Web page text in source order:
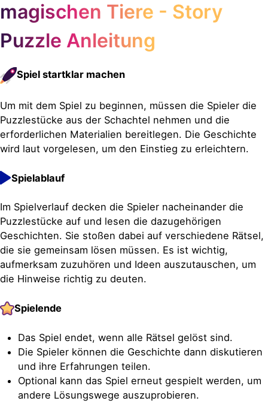
magischen Tiere - Story
Puzzle Anleitung
Spiel startklar machen
Um mit dem Spiel zu beginnen, müssen die Spieler die
Puzzlestücke aus der Schachtel nehmen und die
erforderlichen Materialien bereitlegen. Die Geschichte
wird laut vorgelesen, um den Einstieg zu erleichtern.
Spielablauf
Im Spielverlauf decken die Spieler nacheinander die
Puzzlestücke auf und lesen die dazugehörigen
Geschichten. Sie stoßen dabei auf verschiedene Rätsel,
die sie gemeinsam lösen müssen. Es ist wichtig,
aufmerksam zuzuhören und Ideen auszutauschen, um
die Hinweise richtig zu deuten.
Spielende
Das Spiel endet, wenn alle Rätsel gelöst sind.
Die Spieler können die Geschichte dann diskutieren
und ihre Erfahrungen teilen.
Optional kann das Spiel erneut gespielt werden, um
andere Lösungswege auszuprobieren.